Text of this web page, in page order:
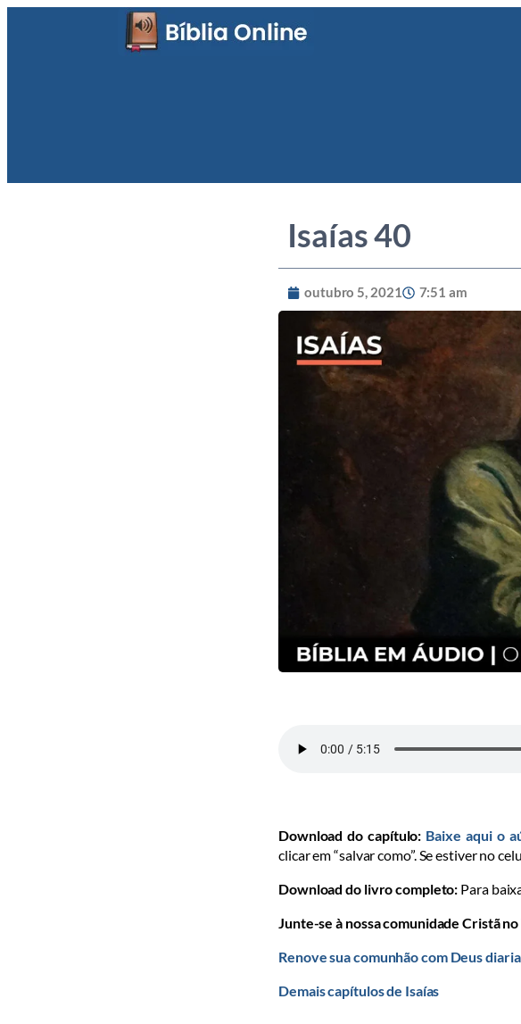
Isaías 40
outubro 5, 2021 7:51 am
Download do capítulo: Baixe aqui o
clicar em “salvar como”. Se estiver no
Download do livro completo: Para
Junte-se à nossa comunidade Cristã
Renove sua comunhão com Deus
Demais capítulos de Isaías